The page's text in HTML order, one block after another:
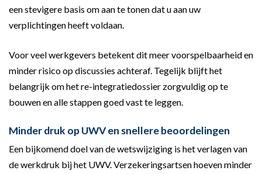
een stevigere basis om aan te tonen dat u aan uw
verplichtingen heeft voldaan.
Voor veel werkgevers betekent dit meer voorspelbaarheid en
minder risico op discussies achteraf. Tegelijk blijft het
belangrijk om het re-integratiedossier zorgvuldig op te
bouwen en alle stappen goed vast te leggen.
Minder druk op UWV en snellere beoordelingen
Een bijkomend doel van de wetswijziging is het verlagen van
de werkdruk bij het UWV. Verzekeringsartsen hoeven minder